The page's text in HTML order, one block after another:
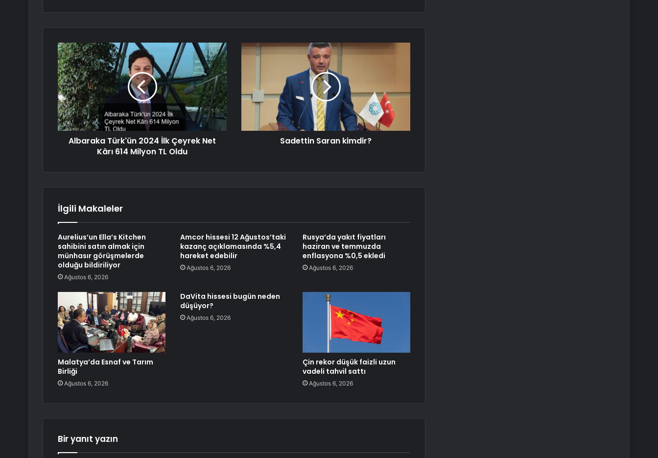
Albaraka Türk'ün 2024 İlk Çeyrek Net
Kârı 614 Milyon TL Oldu
Sadettin Saran kimdir?
İlgili Makaleler
Aurelius’un Ella’s Kitchen
sahibini satın almak için
münhasır görüşmelerde
olduğu bildiriliyor
Ağustos 6, 2026
Amcor hissesi 12 Ağustos’taki
kazanç açıklamasında %5,4
hareket edebilir
Ağustos 6, 2026
Rusya’da yakıt fiyatları
haziran ve temmuzda
enflasyona %0,5 ekledi
Ağustos 6, 2026
Malatya’da Esnaf ve Tarım
Birliği
Ağustos 6, 2026
DaVita hissesi bugün neden
düşüyor?
Ağustos 6, 2026
Çin rekor düşük faizli uzun
vadeli tahvil sattı
Ağustos 6, 2026
Bir yanıt yazın